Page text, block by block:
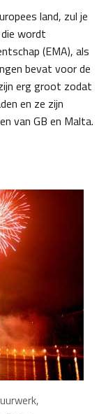
land, zul je
wordt
(EMA), als
bevat voor de
erg groot zodat
en ze zijn
van GB en Malta.